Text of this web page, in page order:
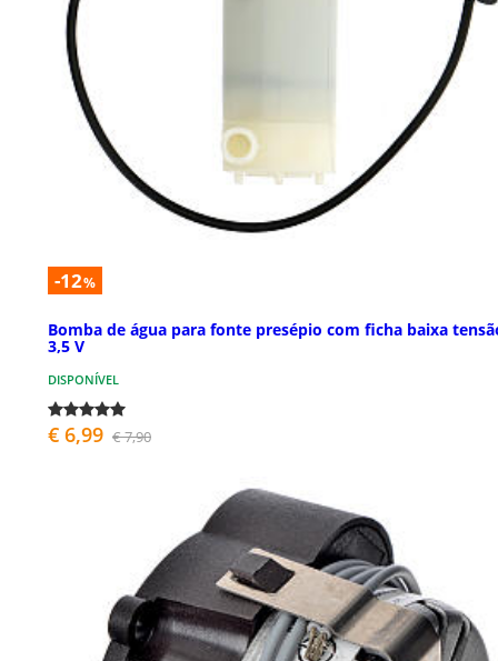
-12%
Bomba de água para fonte presépio com ficha baixa
3,5 V
DISPONÍVEL
€ 6,99 € 7,90